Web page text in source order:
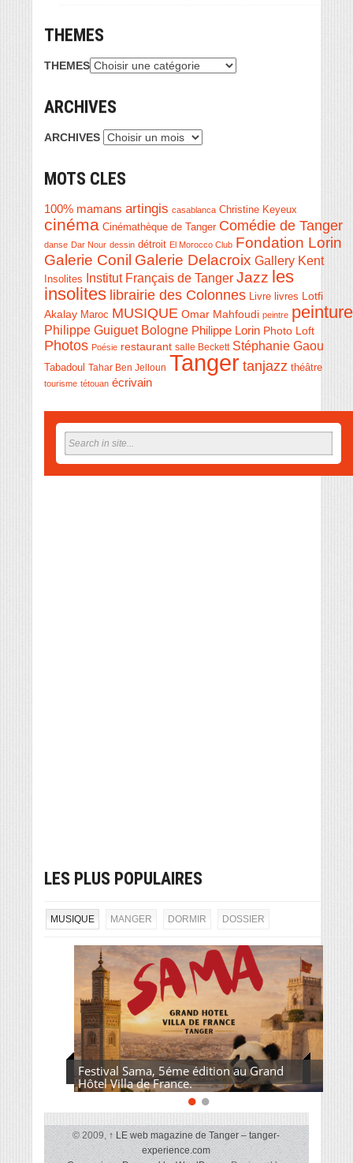
THEMES
THEMES
ARCHIVES
ARCHIVES
MOTS CLES
100% mamans artingis casablanca Christine Keyeux
cinéma Cinémathèque de Tanger Comédie de Tanger
danse Dar Nour dessin détroit El Morocco Club Fondation Lorin
Galerie Conil Galerie Delacroix Gallery Kent
Insolites Institut Français de Tanger Jazz les
insolites librairie des Colonnes Livre livres Lotfi
Akalay Maroc MUSIQUE Omar Mahfoudi peintre peinture
Philippe Guiguet Bologne Philippe Lorin Photo Loft
Photos Poésie restaurant salle Beckett Stéphanie Gaou
Tabadoul Tahar Ben Jelloun Tanger tanjazz théâtre
tourisme tétouan écrivain
LES PLUS POPULAIRES
MUSIQUE MANGER DORMIR DOSSIER
Festival Sama, 5éme édition au Grand
Hôtel Villa de France.
© 2009,↑ LE web magazine de Tanger – tanger-
experience.com